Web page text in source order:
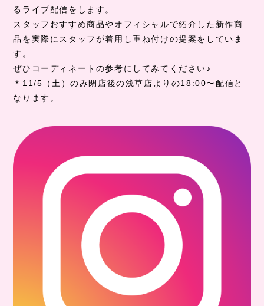
るライブ配信をします。
スタッフおすすめ商品やオフィシャルで紹介した新作商
品を実際にスタッフが着用し重ね付けの提案をしていま
す。
ぜひコーディネートの参考にしてみてください♪
＊11/5（土）のみ閉店後の浅草店よりの18:00〜配信と
なります。